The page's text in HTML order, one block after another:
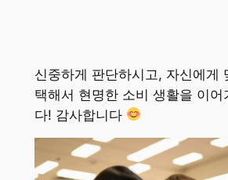
신중하게 판단하시고, 자신에게
택해서 현명한 소비 생활을 이어
다! 감사합니다